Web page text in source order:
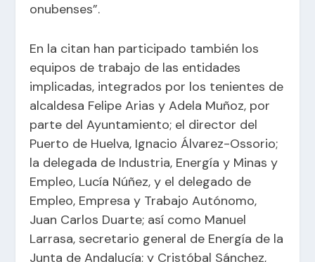
onubenses”.
En la citan han participado también los
equipos de trabajo de las entidades
implicadas, integrados por los tenientes de
alcaldesa Felipe Arias y Adela Muñoz, por
parte del Ayuntamiento; el director del
Puerto de Huelva, Ignacio Álvarez-Ossorio;
la delegada de Industria, Energía y Minas y
Empleo, Lucía Núñez, y el delegado de
Empleo, Empresa y Trabajo Autónomo,
Juan Carlos Duarte; así como Manuel
Larrasa, secretario general de Energía de la
Junta de Andalucía; y Cristóbal Sánchez,